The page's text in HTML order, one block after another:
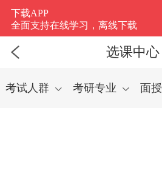
考试人群 考研专业 面授
下载APP
全面支持在线学习，离线下载
选课中心